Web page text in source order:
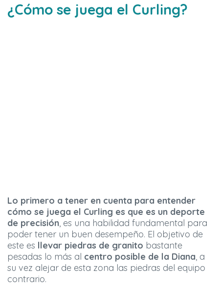
¿Cómo se juega el Curling?
Lo primero a tener en cuenta para entender
cómo se juega el Curling es que es un deporte
de precisión, es una habilidad fundamental para
poder tener un buen desempeño. El objetivo de
este es llevar piedras de granito bastante
pesadas lo más al centro posible de la Diana, a
su vez alejar de esta zona las piedras del equipo
contrario.